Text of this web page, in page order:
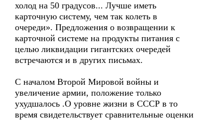
холод на 50 градусов... Лучше иметь
карточную систему, чем так колеть в
очереди». Предложения о возвращении к
карточной системе на продукты питания с
целью ликвидации гигантских очередей
встречаются и в других письмах.
С началом Второй Мировой войны и
увеличение армии, положение только
ухудшалось .О уровне жизни в СССР в то
время свидетельствует сравнительные оценки